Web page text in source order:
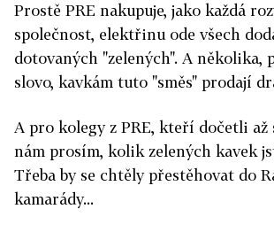
Prostě PRE nakupuje, jako každá
společnost, elektřinu ode všech
dotovaných "zelených". A několika,
slovo, kavkám tuto "směs" prodají
A pro kolegy z PRE, kteří dočetli až
nám prosím, kolik zelených kavek
Třeba by se chtěly přestěhovat do
kamarády...